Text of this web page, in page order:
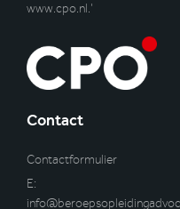
www.cpo.nl.’
Contact
Contactformulier
E: